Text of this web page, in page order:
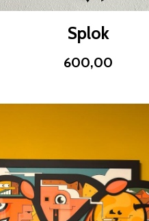
Splok
600,00